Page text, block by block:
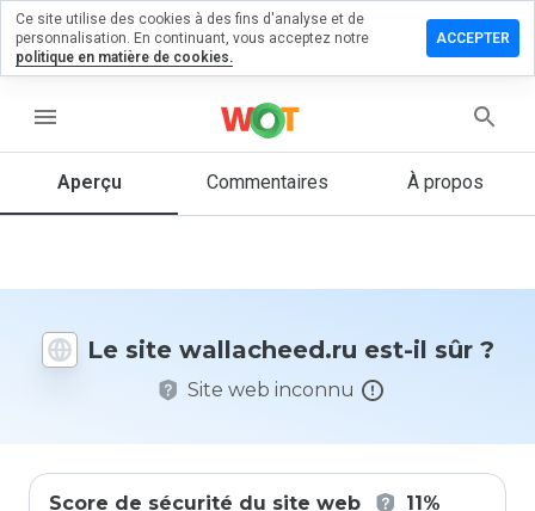
menu
Aperçu Commentaires À propos
Le site wallacheed.ru est-il sûr ?
Site web inconnu
Score de sécurité du site web 11%
un
1 et 5
vous à ce
site ?
Ce site utilise des cookies à des fins d'analyse et de
personnalisation. En continuant, vous acceptez notre
politique en matière de cookies.
ACCEPTER